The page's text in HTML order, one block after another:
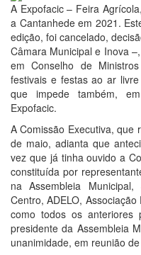
A Expofacic – Feira
a Cantanhede em 2021.
edição, foi cancelado,
Câmara Municipal e Inova
em Conselho de
festivais e festas ao ar
que impede também,
Expofacic.
A Comissão Executiva, que
de maio, adianta que
vez que já tinha ouvido a
constituída por
na Assembleia
Centro, ADELO,
como todos os anteriores
presidente da Assembleia
unanimidade, em reunião